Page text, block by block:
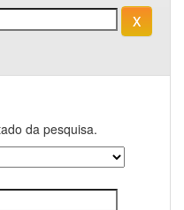
da pesquisa.